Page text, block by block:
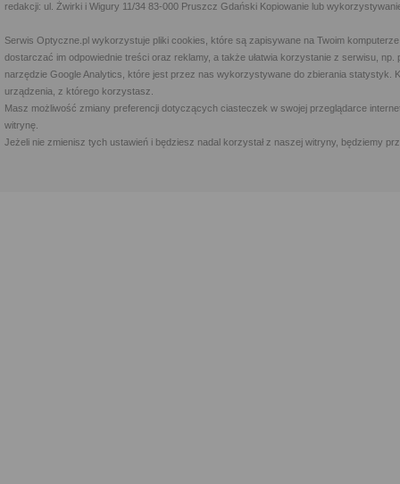
redakcji: ul. Żwirki i Wigury 11/34 83-000 Pruszcz Gdański Kopiowanie lub
Serwis Optyczne.pl wykorzystuje pliki cookies, które są zapisywane na Twoim
dostarczać im odpowiednie treści oraz reklamy, a także ułatwia korzystanie z serwisu,
narzędzie Google Analytics, które jest przez nas wykorzystywane do zbierania statystyk.
urządzenia, z którego korzystasz.
Masz możliwość zmiany preferencji dotyczących ciasteczek w swojej przeglądarce
witrynę.
Jeżeli nie zmienisz tych ustawień i będziesz nadal korzystał z naszej witryny, będziemy